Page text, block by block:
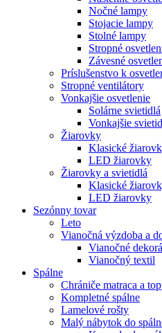
Nočné lampy
Stojacie lampy
Stolné lampy
Stropné
Závesné
Príslušenstvo k
Stropné ventilátory
Vonkajšie osvetlenie
Solárne svietidlá
Vonkajšie
Žiarovky
Klasické
LED žiarovky
Žiarovky a svietidlá
Klasické
LED žiarovky
Sezónny tovar
Leto
Vianočná výzdoba a
Vianočné
Vianočný textil
Spálne
Chrániče matraca a
Kompletné spálne
Lamelové rošty
Malý nábytok do